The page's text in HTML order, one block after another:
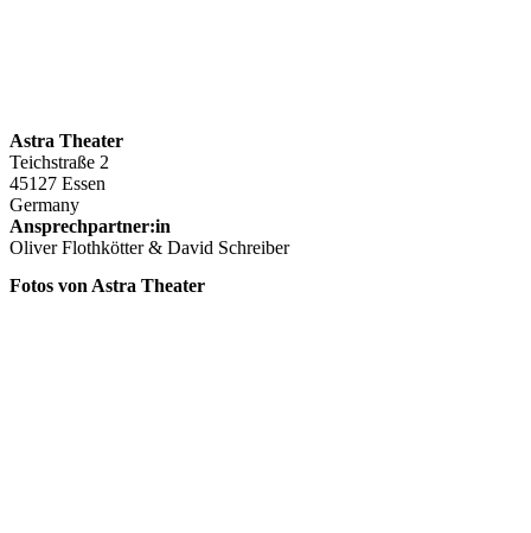
Astra Theater
Teichstraße 2
45127 Essen
Germany
Ansprechpartner:in
Oliver Flothkötter & David Schreiber
Fotos von Astra Theater